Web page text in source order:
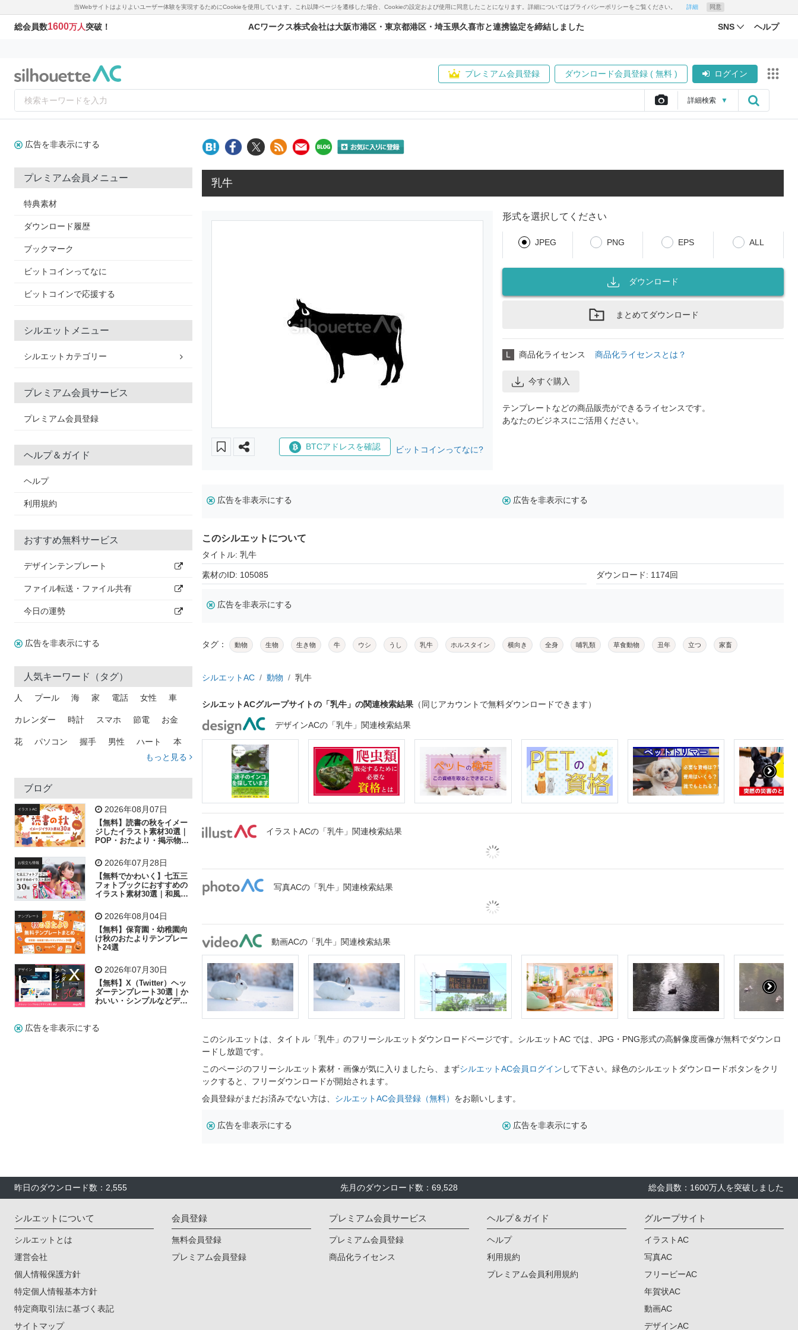
当Webサイトはよりよいユーザー体験を実現するためにCookieを使用しています。これ以降ページを遷移した場合、Cookieの設定および使用に同意したことになります。詳細についてはプライバシーポリシーをご覧ください。 詳細 同意
総会員数1600万人突破！ ACワークス株式会社は大阪市港区・東京都港区・埼玉県久喜市と連携協定を締結しました SNS ヘルプ
プレミアム会員登録 ダウンロード会員登録 ( 無料 ) ログイン
詳細検索 ▼
広告を非表示にする
プレミアム会員メニュー
特典素材
ダウンロード履歴
ブックマーク
ビットコインってなに
ビットコインで応援する
シルエットメニュー
シルエットカテゴリー
プレミアム会員サービス
プレミアム会員登録
ヘルプ＆ガイド
ヘルプ
利用規約
おすすめ無料サービス
デザインテンプレート
ファイル転送・ファイル共有
今日の運勢
広告を非表示にする
人気キーワード（タグ）
人 プール 海 家 電話 女性 車
カレンダー 時計 スマホ 節電 お金
花 パソコン 握手 男性 ハート 本
トラック 木
吹き出し
飛行機 グラフ ビル 魚 家族 書類
歩く 工場 会社 太陽 キラキラ
子供 作業員 葉 相談 ピクトグラム
もっと見る
ブログ
イラストAC 2026年08月07日
【無料】読書の秋をイメー
ジしたイラスト素材30選｜
POP・おたより・掲示物に
お役立ち情報 2026年07月28日
【無料でかわいく】七五三
フォトブックにおすすめの
イラスト素材30選｜和風の
テンプレート 2026年08月04日
【無料】保育園・幼稚園向
け秋のおたよりテンプレー
ト24選
デザイン 2026年07月30日
【無料】X（Twitter）ヘッ
ダーテンプレート30選｜か
わいい・シンプルなどデザ
広告を非表示にする
乳牛
BTCアドレスを確認 ビットコインってなに?
形式を選択してください
JPEG PNG EPS ALL
ダウンロード
まとめてダウンロード
L 商品化ライセンス 商品化ライセンスとは？
今すぐ購入
テンプレートなどの商品販売ができるライセンスです。
あなたのビジネスにご活用ください。
広告を非表示にする 広告を非表示にする
このシルエットについて
タイトル: 乳牛
素材のID: 105085 ダウンロード: 1174回
広告を非表示にする
タグ： 動物 生物 生き物 牛 ウシ うし 乳牛 ホルスタイン 横向き 全身 哺乳類 草食動物 丑年 立つ 家畜
シルエットAC 動物 乳牛
シルエットACグループサイトの「乳牛」の関連検索結果 （同じアカウントで無料ダウンロードできます）
デザインACの「乳牛」関連検索結果
イラストACの「乳牛」関連検索結果
写真ACの「乳牛」関連検索結果
動画ACの「乳牛」関連検索結果
このシルエットは、タイトル「乳牛」のフリーシルエットダウンロードページです。シルエットAC では、JPG・PNG形式の高解像度画像が無料でダウンロ
ードし放題です。
このページのフリーシルエット素材・画像が気に入りましたら、まずシルエットAC会員ログイン して下さい。緑色のシルエットダウンロードボタンをクリ
ックすると、フリーダウンロードが開始されます。
会員登録がまだお済みでない方は、 シルエットAC会員登録（無料） をお願いします。
広告を非表示にする 広告を非表示にする
昨日のダウンロード数：2,555 先月のダウンロード数：69,528 総会員数：1600万人を突破しました
シルエットについて
シルエットとは
運営会社
個人情報保護方針
特定個人情報基本方針
特定商取引法に基づく表記
サイトマップ
会員登録
無料会員登録
プレミアム会員登録
プレミアム会員サービス
プレミアム会員登録
商品化ライセンス
ヘルプ＆ガイド
ヘルプ
利用規約
プレミアム会員利用規約
グループサイト
イラストAC
写真AC
フリービーAC
年賀状AC
動画AC
デザインAC